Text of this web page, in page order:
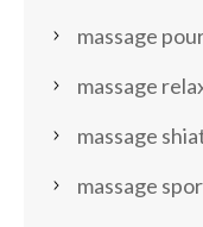
massage
massage
massage
massage